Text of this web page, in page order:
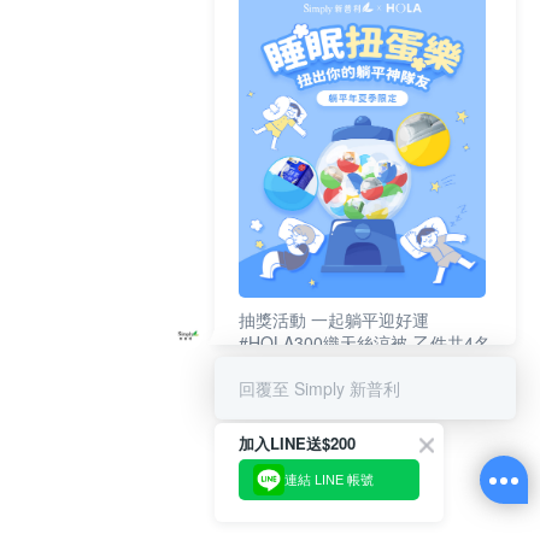
抽獎活動 一起躺平迎好運
#HOLA300織天絲涼被-乙件共4名
回覆至 Simply 新普利
加入LINE送$200
連結 LINE 帳號